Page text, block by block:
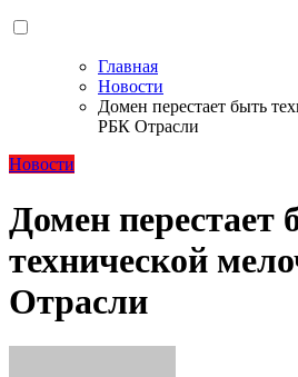
Главная
Новости
Домен перестает быть
РБК Отрасли
Новости
Домен перестает
технической
Отрасли